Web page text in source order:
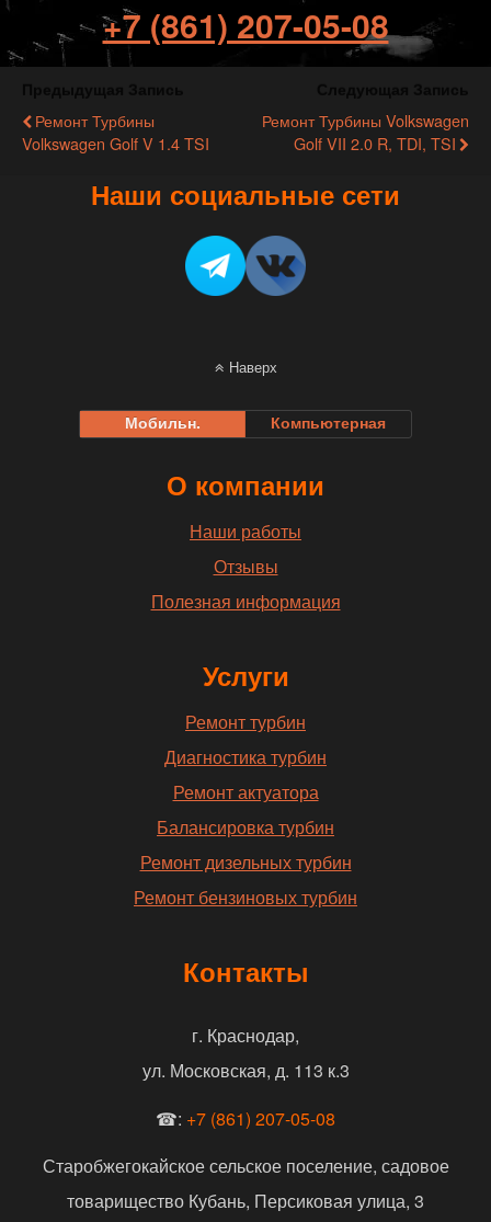
+7 (861) 207-05-08
Ремонт Турбины
Volkswagen Golf V 1.4 TSI
Ремонт Турбины Volkswagen
Golf VII 2.0 R, TDI, TSI
Наши социальные сети
Наверх
Мобильн. Компьютерная
О компании
Наши работы
Отзывы
Полезная информация
Услуги
Ремонт турбин
Диагностика турбин
Ремонт актуатора
Балансировка турбин
Ремонт дизельных турбин
Ремонт бензиновых турбин
Контакты
г. Краснодар,
ул. Московская, д. 113 к.3
☎: +7 (861) 207-05-08
Старобжегокайское сельское поселение, садовое
товарищество Кубань, Персиковая улица, 3